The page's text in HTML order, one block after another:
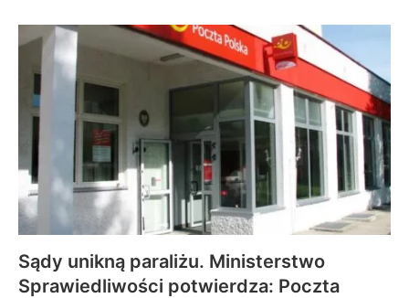
Sądy unikną paraliżu. Ministerstwo
Sprawiedliwości potwierdza: Poczta